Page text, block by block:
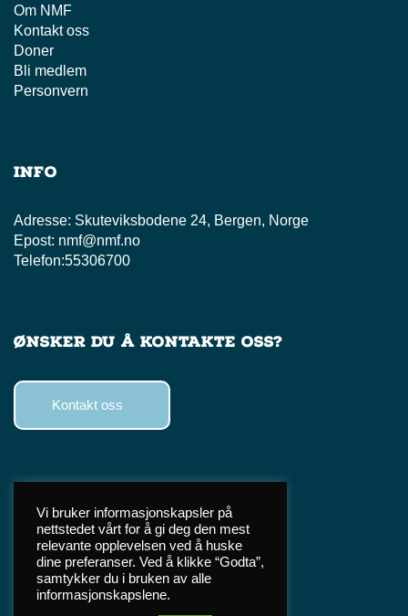
Om NMF
Kontakt oss
Doner
Bli medlem
Personvern
Info
Adresse: Skuteviksbodene 24, Bergen, Norge
Epost: nmf@nmf.no
Telefon:55306700
Ønsker du å kontakte oss?
Kontakt oss
Facebook
Instagram
TikTok
Vi bruker informasjonskapsler på
nettstedet vårt for å gi deg den mest
relevante opplevelsen ved å huske
dine preferanser. Ved å klikke “Godta”,
samtykker du i bruken av alle
informasjonskapslene.